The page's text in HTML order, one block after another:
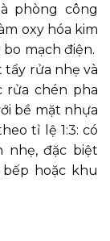
phòng công
oxy hóa kim
bo mạch điện.
tẩy rửa nhẹ và
rửa chén pha
bề mặt nhựa
tỉ lệ 1:3: có
nhẹ, đặc biệt
hoặc khu